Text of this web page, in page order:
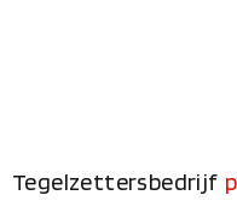
Tegelzettersbedrijf